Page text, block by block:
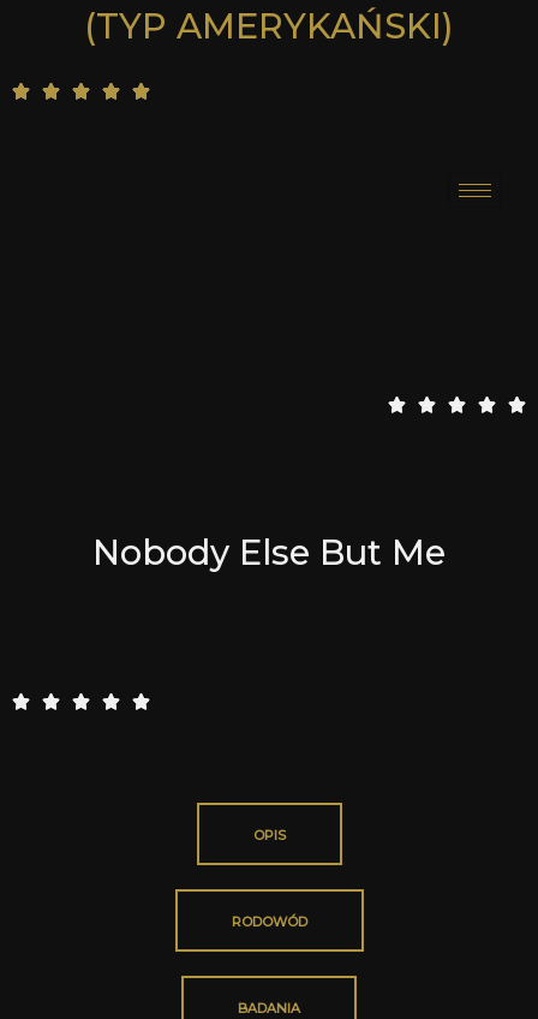
(TYP AMERYKAŃSKI)
    5
    5
Nobody Else But Me
    5
OPIS
RODOWÓD
BADANIA